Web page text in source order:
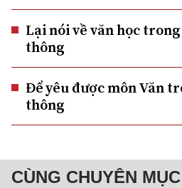
Lại nói về văn học
thông
Để yêu được môn Văn
thông
CÙNG CHUYÊN MỤC